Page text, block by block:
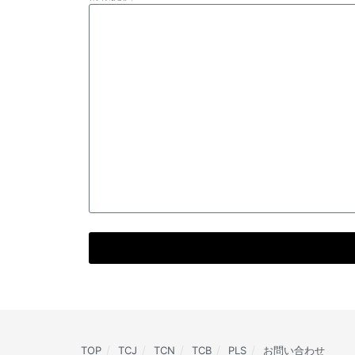
TOP TCJ TCN TCB PLS お問い合わせ